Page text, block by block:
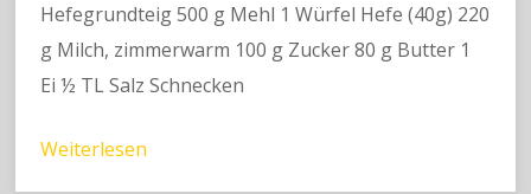
Hefegrundteig 500 g Mehl 1 Würfel Hefe (40g) 220
g Milch, zimmerwarm 100 g Zucker 80 g Butter 1
Ei ½ TL Salz Schnecken
Weiterlesen